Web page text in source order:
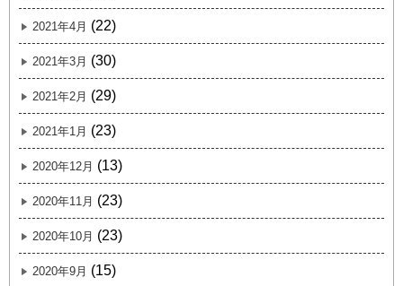
2021年4月 (22)
2021年3月 (30)
2021年2月 (29)
2021年1月 (23)
2020年12月 (13)
2020年11月 (23)
2020年10月 (23)
2020年9月 (15)